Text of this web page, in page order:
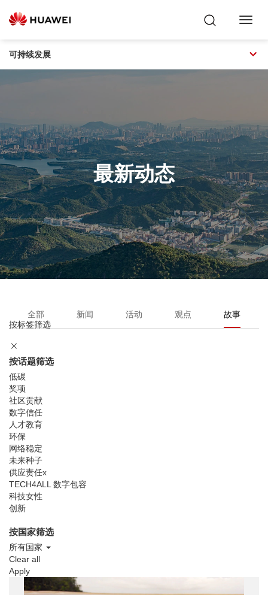
可持续发展
最新动态
全部 新闻 活动 观点
故事
按标签筛选
按话题筛选
低碳
奖项
社区贡献
数字信任
人才教育
环保
网络稳定
未来种子
供应责任x
TECH4ALL 数字包容
科技女性
创新
按国家筛选
所有国家
Clear all
Apply